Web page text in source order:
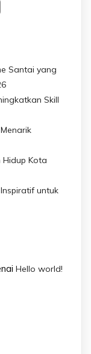
Santai yang
Skill
Hidup Kota
untuk
Hello world!